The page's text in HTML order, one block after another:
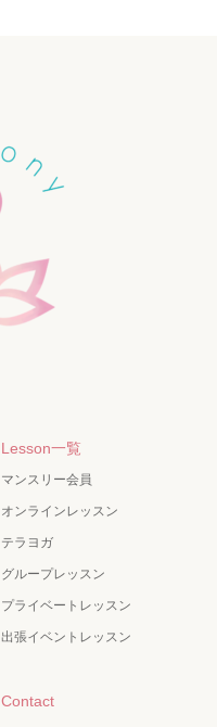
Lesson一覧
マンスリー会員
オンラインレッスン
テラヨガ
グループレッスン
プライベートレッスン
出張イベントレッスン
Contact